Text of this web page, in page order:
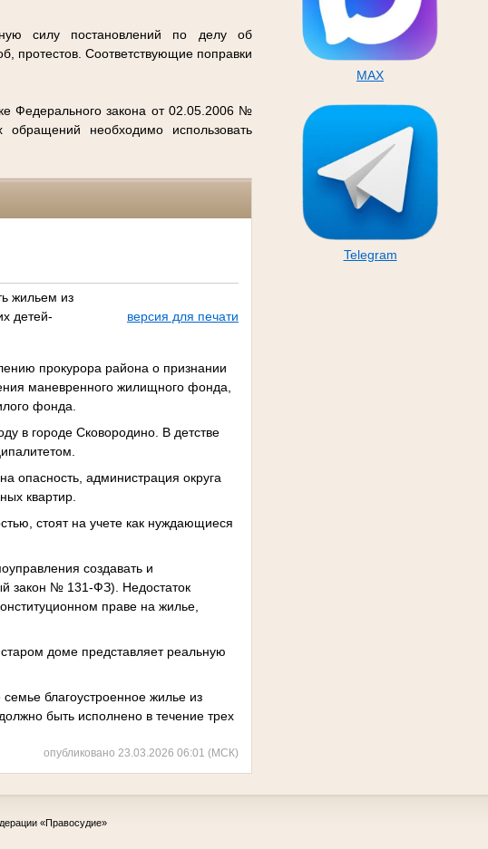
MAX
Telegram
силу постановлений по делу об
протестов. Соответствующие поправки
Федерального закона от 02.05.2006 №
необходимо использовать
жильем из
детей-
версия для печати
прокурора района о признании
маневренного жилищного фонда,
фонда.
в городе Сковородино. В детстве
опасность, администрация округа
квартир.
стоят на учете как нуждающиеся
создавать и
закон № 131-ФЗ). Недостаток
праве на жилье,
доме представляет реальную
благоустроенное жилье из
быть исполнено в течение трех
опубликовано 23.03.2026 06:01 (МСК)
«Правосудие»